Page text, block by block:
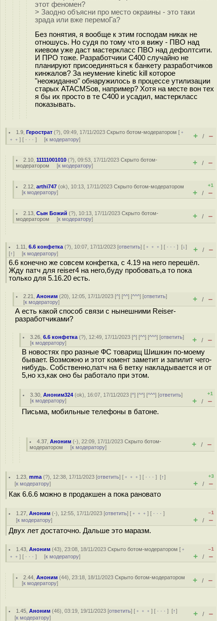
этот феномен?
> Заодно объясни про место окраины - это таки
зрада или вже перемоГа?
Без понятия, я вообще к этим господам никак не
отношусь. Но судя по тому что я вижу - ПВО над
киевом уже даст мастеркласс ПВО над дефолтсити.
И ПРО тоже. Разработчики С400 случайно не
планируют присоединяться к банкету разработчиков
кинжалов? За неумение kinetic kill которое
"неожиданно" обнаружилось в процессе утилизации
старых ATACMSов, например? Хотя на месте вон тех
я бы их просто в те С400 и усадил, мастеркласс
показывать.
1.9 ,Герострат (?), 09:49, 17/11/2023Скрыто ботом-модератором [ ﹢
﹢﹢ ] [ · · · ] [к модератору] + / –
2.10 ,11111001010 (?), 09:53, 17/11/2023Скрыто ботом-
модератором [к модератору] + / –
2.12 ,arthi747 (ok), 10:13, 17/11/2023Скрыто ботом-модератором
[к модератору]
+1
+ / –
2.13 ,Сын Божий (?), 10:13, 17/11/2023Скрыто ботом-
модератором [к модератору] + / –
1.11 ,6.6 конфетка (?), 10:07, 17/11/2023 [ответить] [ ﹢﹢﹢] [ · · ·][↓]
[↑] [к модератору] + / –
6.6 конечно же совсем конфетка, с 4.19 на него перешёл.
Жду патч для reiser4 на него,буду пробовать,а то пока
только для 5.16.20 есть.
2.21 ,Аноним (20), 12:05, 17/11/2023 [^] [^^] [^^^] [ответить]
[к модератору] + / –
А есть какой способ связи с нынешними Reiser-
разработчиками?
3.26 ,6.6 конфетка (?), 12:49, 17/11/2023 [^] [^^] [^^^] [ответить]
[к модератору] + / –
В новостях про разные ФС товарищ Шишкин по-моему
бывает. Возможно и этот комент заметит и запилит чего-
нибудь. Собственно,патч на 6 ветку накладывается и от
5,но хз,как оно бы работало при этом.
3.30 ,Аноним324 (ok), 16:07, 17/11/2023 [^] [^^] [^^^] [ответить]
[к модератору]
+1
+ / –
Письма, мобильные телефоны в батоне.
4.37 ,Аноним (-), 22:09, 17/11/2023Скрыто ботом-
модератором [к модератору] + / –
1.23 ,mma (?), 12:38, 17/11/2023 [ответить] [ ﹢﹢﹢] [ · · ·][↑]
[к модератору]
+3
+ / –
Как 6.6.6 можно в продакшен а пока рановато
1.27 ,Аноним (-), 12:55, 17/11/2023 [ответить] [ ﹢﹢﹢] [ · · ·]
[к модератору]
–1
+ / –
Двух лет достаточно. Дальше это маразм.
1.43 ,Аноним (43), 23:08, 18/11/2023Скрыто ботом-модератором [ ﹢
﹢﹢ ] [ · · · ] [к модератору]
–1
+ / –
2.44 ,Аноним (44), 23:18, 18/11/2023Скрыто ботом-модератором
[к модератору] + / –
1.45 ,Аноним (46), 03:19, 19/11/2023 [ответить] [ ﹢﹢﹢] [ · · ·][↑]
[к модератору] + / –